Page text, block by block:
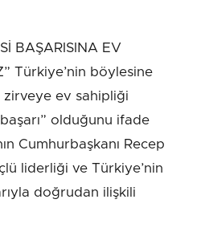
BAŞARISINA EV
Türkiye’nin böylesine
zirveye ev sahipliği
olduğunu ifade
Cumhurbaşkanı Recep
liderliği ve Türkiye’nin
doğrudan ilişkili